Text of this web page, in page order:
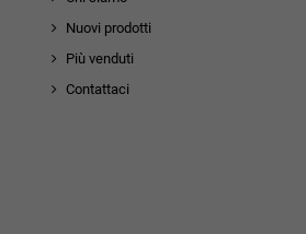
Nuovi prodotti
Più venduti
Contattaci